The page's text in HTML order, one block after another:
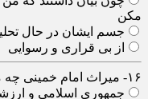
مکن
جسم ایشان در حال
از بی قراری و رسوایی
۱۶- میراث امام خمینی چه مواردی است؟
جمهوری اسلامی و